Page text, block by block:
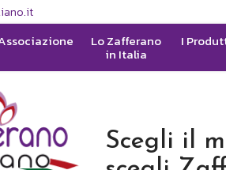
Lo Zafferano
in Italia
I
Scegli il